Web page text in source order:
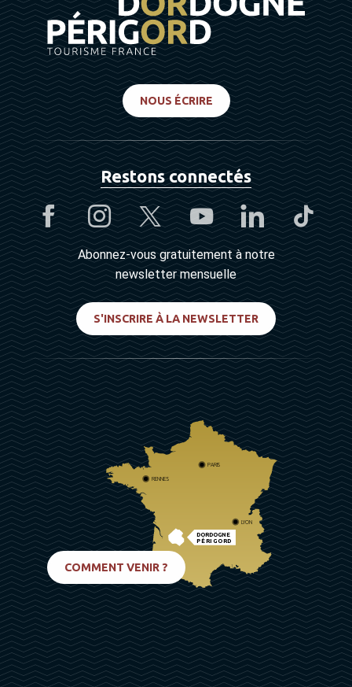
NOUS ÉCRIRE
Restons connectés
Abonnez-vous gratuitement à notre
newsletter mensuelle
S'INSCRIRE À LA NEWSLETTER
DORDOGNE
PÉRIGORD
PARIS
RENNES
LYON
COMMENT VENIR ?